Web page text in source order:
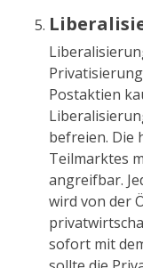
Postaktien
befreien. Die
Teilmarktes
angreifbar.
wird von der
sofort mit